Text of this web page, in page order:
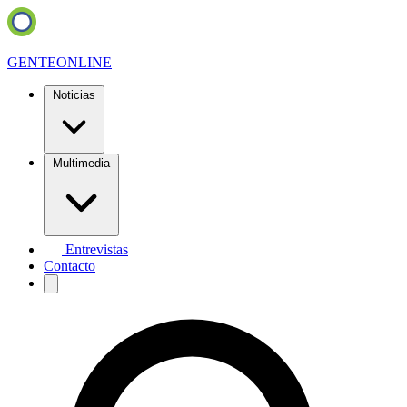
GENTEONLINE
Noticias
Multimedia
Entrevistas
Contacto